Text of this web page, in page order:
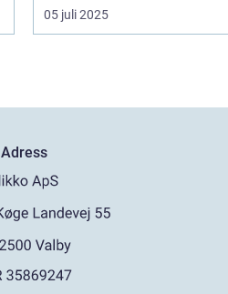
05 juli 2025
Adress